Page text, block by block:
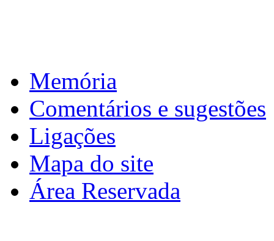
Memória
Comentários e sugestões
Ligações
Mapa do site
Área Reservada